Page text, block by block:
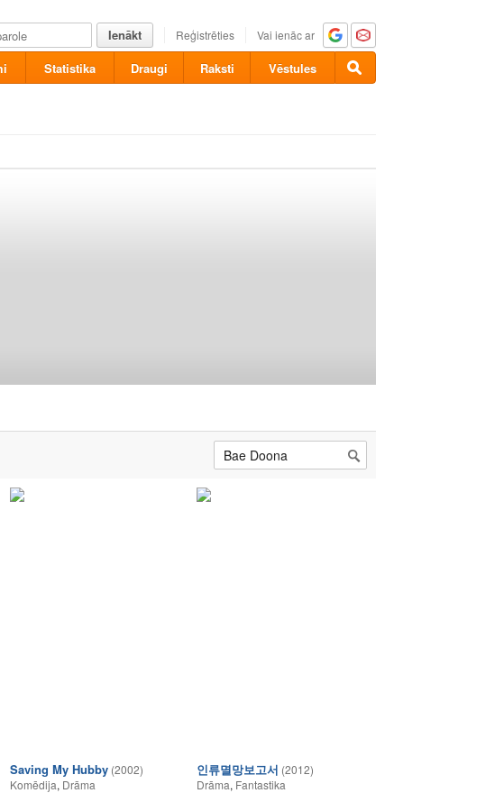
Ienākt Reģistrēties Vai ienāc ar
Statistika Draugi Raksti Vēstules
Saving My Hubby (2002)
Komēdija, Drāma
인류멸망보고서 (2012)
Drāma, Fantastika